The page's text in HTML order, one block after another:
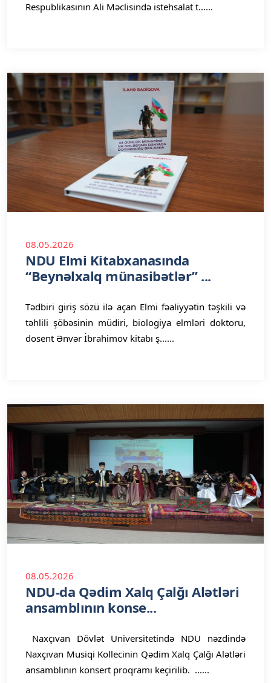
Respublikasının Ali Məclisində istehsalat t......
08.05.2026
NDU Elmi Kitabxanasında
“Beynəlxalq münasibətlər” ...
Tədbiri giriş sözü ilə açan Elmi fəaliyyətin təşkili və
təhlili şöbəsinin müdiri, biologiya elmləri doktoru,
dosent Ənvər İbrahimov kitabı ş......
08.05.2026
NDU-da Qədim Xalq Çalğı Alətləri
ansamblının konse...
Naxçıvan Dövlət Universitetində NDU nəzdində
Naxçıvan Musiqi Kollecinin Qədim Xalq Çalğı Alətləri
ansamblının konsert proqramı keçirilib. ......